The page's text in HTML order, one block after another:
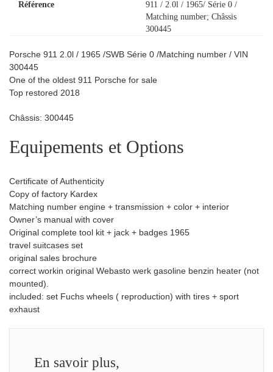
Référence
911 / 2.0l / 1965/ Série 0 /
Matching number; Châssis
300445
Porsche 911 2.0l / 1965 /SWB Série 0 /Matching number / VIN
300445
One of the oldest 911 Porsche for sale
Top restored 2018
Châssis: 300445
Equipements et Options
Certificate of Authenticity
Copy of factory Kardex
Matching number engine + transmission + color + interior
Owner’s manual with cover
Original complete tool kit + jack + badges 1965
travel suitcases set
original sales brochure
correct workin original Webasto werk gasoline benzin heater (not
mounted).
included: set Fuchs wheels ( reproduction) with tires + sport
exhaust
En savoir plus,